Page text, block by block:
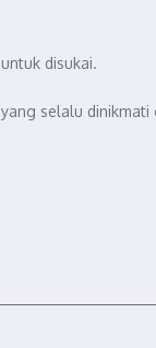
disukai.
selalu dinikmati